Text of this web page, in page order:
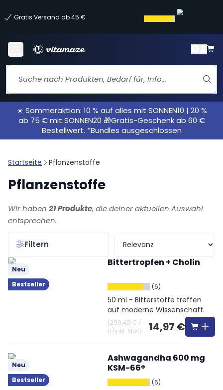
Gratis Versand ab 45 €
Menü
☀️ Sommeraktion: 10 % auf alles mit SONNEN10 | 20 %
ab 75 € mit SONNEN20 🎁Gratis-Geschenk ab 60 €
Bestellwert. *Bundles ausgeschlossen
Startseite Pflanzenstoffe
Pflanzenstoffe
Wir haben 21 Produkte, die deiner aktuellen Auswahl
entsprechen.
Filtern
Neu
Bestseller
Bittertropfen + Cholin
(6)
50 ml - Bitterstoffe treffen
auf moderne Wissenschaft.
(299,40 € /
1L)inkl. MwSt 14,97 €
Neu
Bestseller
Ashwagandha 600 mg
KSM-66®
(6)